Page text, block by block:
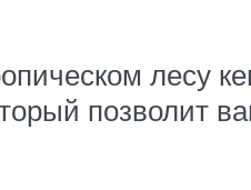
лесу
позволит